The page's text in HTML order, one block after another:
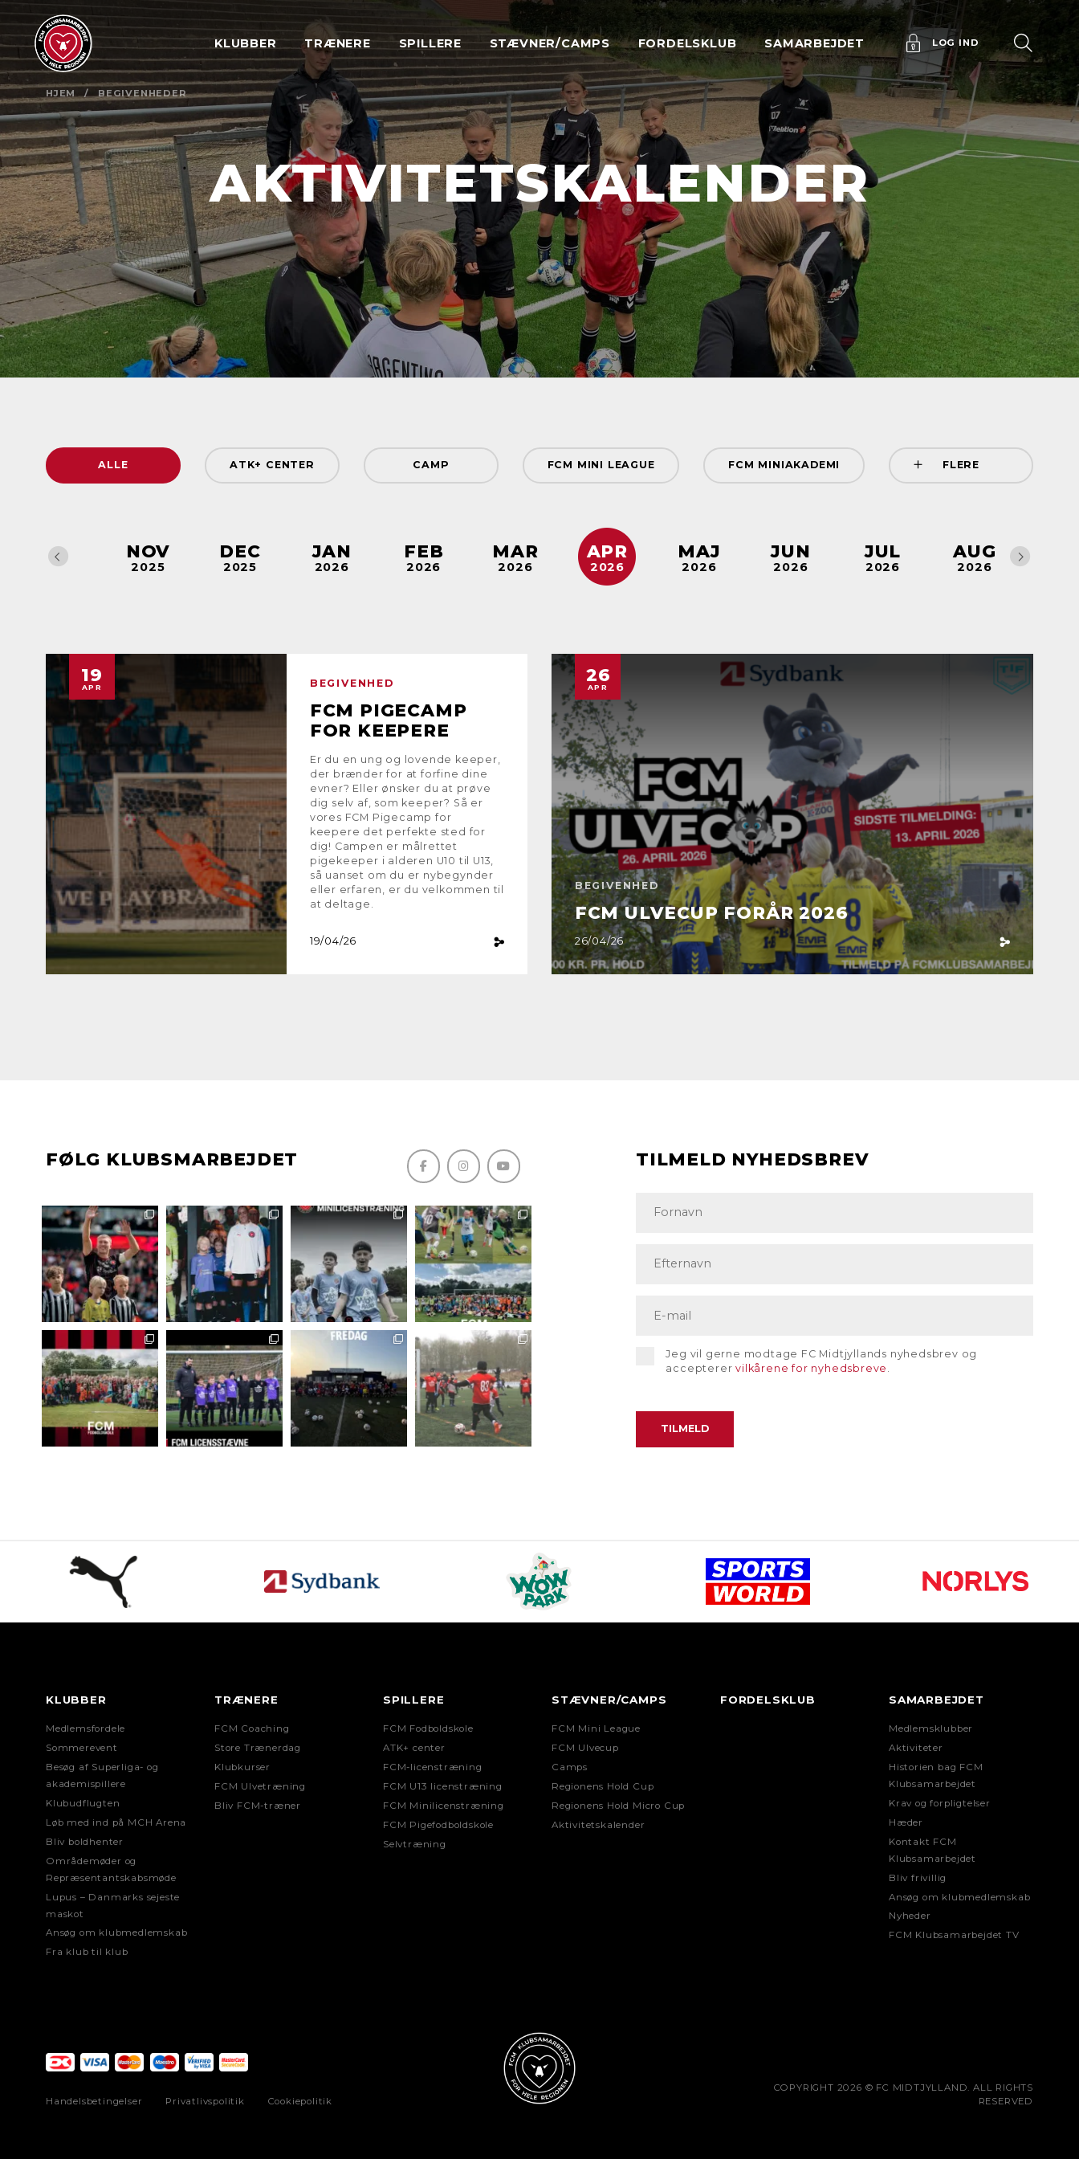
KLUBBER TRÆNERE SPILLERE STÆVNER/CAMPS FORDELSKLUB SAMARBEJDET LOG IND
HJEM / BEGIVENHEDER
AKTIVITETSKALENDER
ALLE ATK+ CENTER CAMP FCM MINI LEAGUE FCM MINIAKADEMI
FODBOLDTRÆNING
STÆVNE SUPERLIGA TOPCENTER TRÆNERKURSER ULVECUP
FLERE
OKT
2025
NOV
2025
DEC
2025
JAN
2026
FEB
2026
MAR
2026
APR
2026
MAJ
2026
JUN
2026
JUL
2026
AUG
2026
19
APR BEGIVENHED
FCM PIGECAMP
FOR KEEPERE
Er du en ung og lovende keeper,
der brænder for at forfine dine
evner? Eller ønsker du at prøve
dig selv af, som keeper? Så er
vores FCM Pigecamp for
keepere det perfekte sted for
dig! Campen er målrettet
pigekeeper i alderen U10 til U13,
så uanset om du er nybegynder
eller erfaren, er du velkommen til
at deltage.
19/04/26
26
APR
BEGIVENHED
FCM ULVECUP FORÅR 2026
26/04/26
FØLG KLUBSMARBEJDET TILMELD NYHEDSBREV
Jeg vil gerne modtage FC Midtjyllands nyhedsbrev og
accepterervilkårene for nyhedsbreve .
KLUBBER
Medlemsfordele
Sommerevent
Besøg af Superliga- og
akademispillere
Klubudflugten
Løb med ind på MCH Arena
Bliv boldhenter
Områdemøder og
Repræsentantskabsmøde
Lupus – Danmarks sejeste
maskot
Ansøg om klubmedlemskab
Fra klub til klub
TRÆNERE
FCM Coaching
Store Trænerdag
Klubkurser
FCM Ulvetræning
Bliv FCM-træner
SPILLERE
FCM Fodboldskole
ATK+ center
FCM-licenstræning
FCM U13 licenstræning
FCM Minilicenstræning
FCM Pigefodboldskole
Selvtræning
STÆVNER/CAMPS
FCM Mini League
FCM Ulvecup
Camps
Regionens Hold Cup
Regionens Hold Micro Cup
Aktivitetskalender
FORDELSKLUB SAMARBEJDET
Medlemsklubber
Aktiviteter
Historien bag FCM
Klubsamarbejdet
Krav og forpligtelser
Hæder
Kontakt FCM
Klubsamarbejdet
Bliv frivillig
Ansøg om klubmedlemskab
Nyheder
FCM Klubsamarbejdet TV
Handelsbetingelser Privatlivspolitik Cookiepolitik
COPYRIGHT 2026 © FC MIDTJYLLAND. ALL RIGHTS
RESERVED